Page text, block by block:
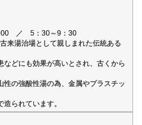
／ 5：30～9：30
来湯治場として親しまれた伝統ある
どにも効果が高いとされ、古くから
の強酸性湯の為、金属やプラスチッ
られています。